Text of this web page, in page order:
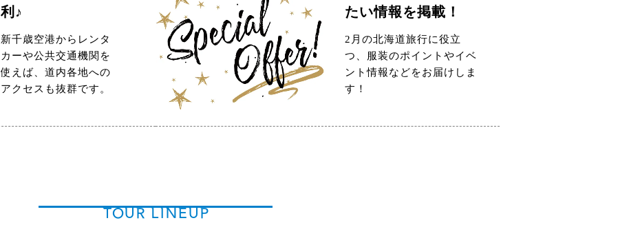
利♪
新千歳空港からレンタ
カーや公共交通機関を
使えば、道内各地への
アクセスも抜群です。
たい情報を掲載！
2月の北海道旅行に役立
つ、服装のポイントやイベ
ント情報などをお届けしま
す！
TOUR LINEUP